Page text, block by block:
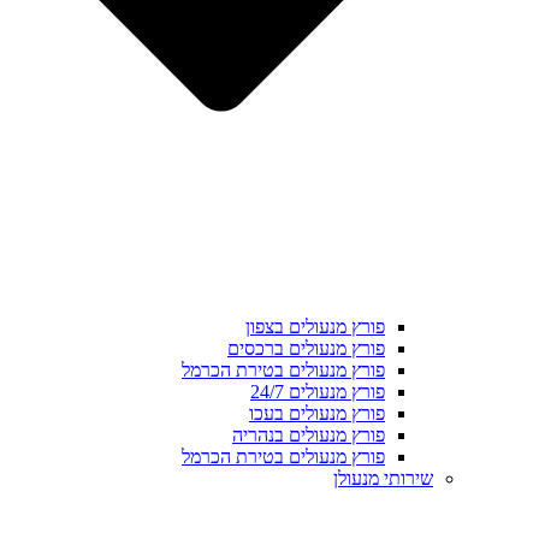
פורץ מנעולים בצפון
פורץ מנעולים ברכסים
פורץ מנעולים בטירת הכרמל
פורץ מנעולים 24/7
פורץ מנעולים בעכו
פורץ מנעולים בנהריה
פורץ מנעולים בטירת הכרמל
שירותי מנעולן